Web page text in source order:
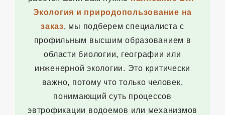
Экология и природопользование на
заказ, мы подберем специалиста с
профильным высшим образованием в
области биологии, географии или
инженерной экологии. Это критически
важно, потому что только человек,
понимающий суть процессов
эвтрофикации водоемов или механизмов